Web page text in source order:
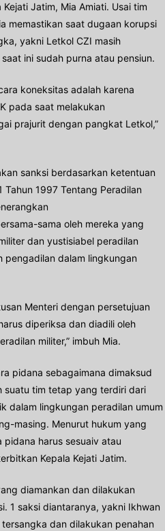
Jatim, Mia Amiati. Usai tim
memastikan saat dugaan korupsi
yakni Letkol CZI masih
ini sudah purna atau pensiun.
koneksitas adalah karena
pada saat melakukan
prajurit dengan pangkat Letkol,”
sanksi berdasarkan ketentuan
Tahun 1997 Tentang Peradilan
sama oleh mereka yang
dan yustisiabel peradilan
pengadilan dalam lingkungan
Menteri dengan persetujuan
diperiksa dan diadili oleh
militer,” imbuh Mia.
pidana sebagaimana dimaksud
suatu tim tetap yang terdiri dari
dalam lingkungan peradilan umum
masing. Menurut hukum yang
harus sesuaiv atau
Kepala Kejati Jatim.
diamankan dan dilakukan
1 saksi diantaranya, yakni Ikhwan
dan dilakukan penahan